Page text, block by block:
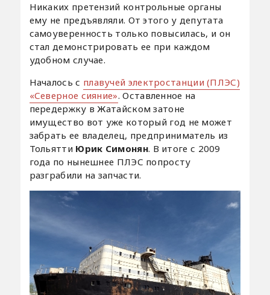
Никаких претензий контрольные органы
ему не предъявляли. От этого у депутата
самоуверенность только повысилась, и он
стал демонстрировать ее при каждом
удобном случае.
Началось с плавучей электростанции (ПЛЭС)
«Северное сияние». Оставленное на
передержку в Жатайском затоне
имущество вот уже который год не может
забрать ее владелец, предприниматель из
Тольятти Юрик Симонян. В итоге с 2009
года по нынешнее ПЛЭС попросту
разграбили на запчасти.